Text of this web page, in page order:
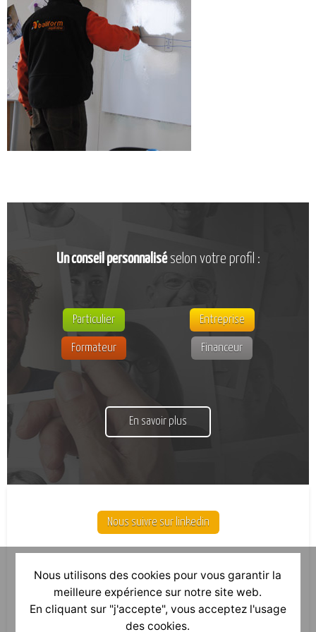
CATALOGUE DE FORMATIONS
NOS FORMATIONS PAR MÉTIER
NOS FORMATIONS SÉCURITÉ
NOS PERFECTIONNEMENTS PAR MÉTIER
INSCRIPTIONS
NOS MODALITÉS D’ACCÈS
Un conseil personnaliséselon votre profil :
Particulier Entreprise
Formateur Financeur
En savoir plus
Nous suivre sur linkedin
Nous utilisons des cookies pour vous garantir la
meilleure expérience sur notre site web.
En cliquant sur "j'accepte", vous acceptez l'usage
des cookies.